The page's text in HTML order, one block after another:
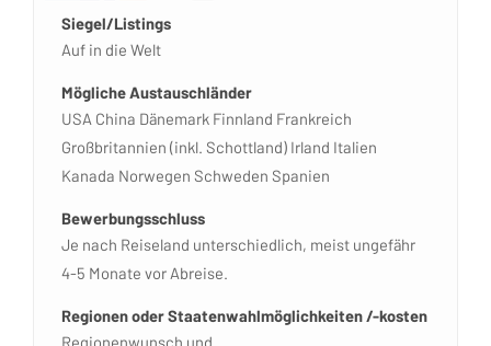
Siegel/Listings
Auf in die Welt
Mögliche Austauschländer
USA China Dänemark Finnland Frankreich
Großbritannien (inkl. Schottland) Irland Italien
Kanada Norwegen Schweden Spanien
Bewerbungsschluss
Je nach Reiseland unterschiedlich, meist ungefähr
4-5 Monate vor Abreise.
Regionen oder Staatenwahlmöglichkeiten /-kosten
Regionenwunsch und